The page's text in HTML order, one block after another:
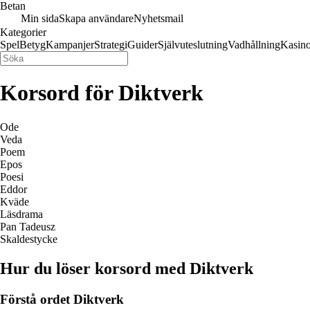
Betan
Min sidaSkapa användareNyhetsmail
Kategorier
SpelBetygKampanjerStrategiGuiderSjälvuteslutningVadhållning
Korsord för Diktverk
Ode
Veda
Poem
Epos
Poesi
Eddor
Kväde
Läsdrama
Pan Tadeusz
Skaldestycke
Hur du löser korsord med Diktverk
Förstå ordet Diktverk